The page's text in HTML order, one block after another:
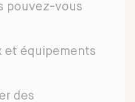
pouvez-vous
et équipements
des